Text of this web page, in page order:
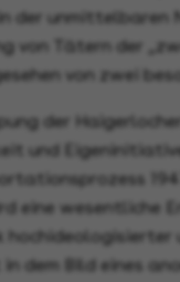
der
Tätern der
von zwei
der Haigerlocher
und
wesentliche
dem Bild eines